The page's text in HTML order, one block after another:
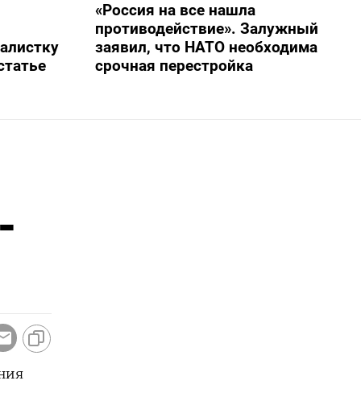
«Россия на все нашла
противодействие». Залужный
заявил, что НАТО необходима
срочная перестройка